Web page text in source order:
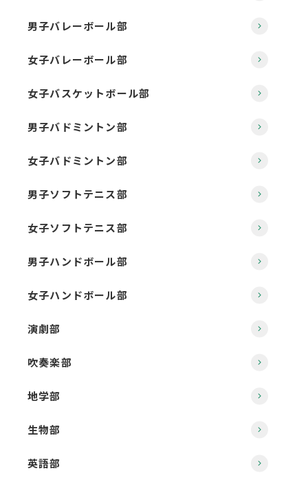
男子バレーボール部
女子バレーボール部
女子バスケットボール部
男子バドミントン部
女子バドミントン部
男子ソフトテニス部
女子ソフトテニス部
男子ハンドボール部
女子ハンドボール部
演劇部
吹奏楽部
地学部
生物部
英語部